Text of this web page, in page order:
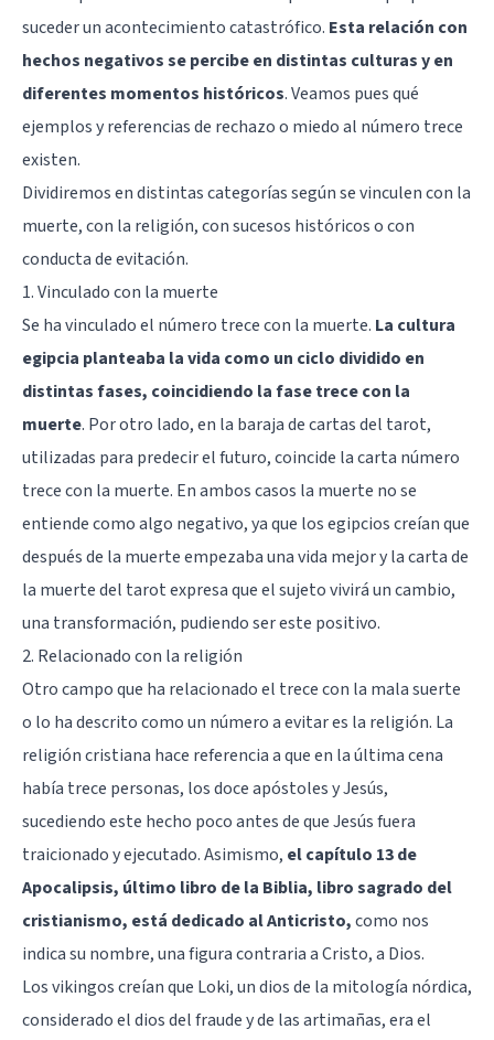
suceder un acontecimiento catastrófico. Esta relación con
hechos negativos se percibe en distintas culturas y en
diferentes momentos históricos. Veamos pues qué
ejemplos y referencias de rechazo o miedo al número trece
existen.
Dividiremos en distintas categorías según se vinculen con la
muerte, con la religión, con sucesos históricos o con
conducta de evitación.
1. Vinculado con la muerte
Se ha vinculado el número trece con la muerte. La cultura
egipcia planteaba la vida como un ciclo dividido en
distintas fases, coincidiendo la fase trece con la
muerte. Por otro lado, en la baraja de cartas del tarot,
utilizadas para predecir el futuro, coincide la carta número
trece con la muerte. En ambos casos la muerte no se
entiende como algo negativo, ya que los egipcios creían que
después de la muerte empezaba una vida mejor y la carta de
la muerte del tarot expresa que el sujeto vivirá un cambio,
una transformación, pudiendo ser este positivo.
2. Relacionado con la religión
Otro campo que ha relacionado el trece con la mala suerte
o lo ha descrito como un número a evitar es la religión. La
religión cristiana hace referencia a que en la última cena
había trece personas, los doce apóstoles y Jesús,
sucediendo este hecho poco antes de que Jesús fuera
traicionado y ejecutado. Asimismo, el capítulo 13 de
Apocalipsis, último libro de la Biblia, libro sagrado del
cristianismo, está dedicado al Anticristo,como nos
indica su nombre, una figura contraria a Cristo, a Dios.
Los vikingos creían que Loki, un dios de la mitología nórdica,
considerado el dios del fraude y de las artimañas, era el